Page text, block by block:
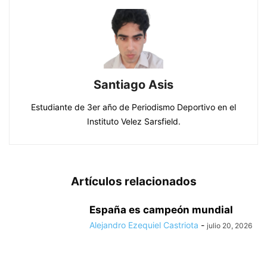
Santiago Asis
Estudiante de 3er año de Periodismo Deportivo en el
Instituto Velez Sarsfield.
Artículos relacionados
España es campeón mundial
Alejandro Ezequiel Castriota - julio 20, 2026